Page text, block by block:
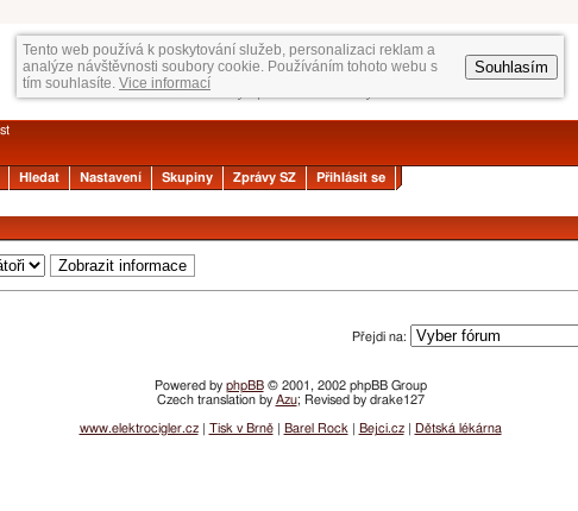
Tento web používá k poskytování služeb, personalizaci reklam a
analýze návštěvnosti soubory cookie. Používáním tohoto webu s
tím souhlasíte. Vice informací
Souhlasím
Hledat Nastavení Skupiny Zprávy SZ
Přihlásit se
Přejdi na:
Powered by phpBB© 2001, 2002 phpBB Group
Czech translation by Azu; Revised by drake127
www.elektrocigler.cz| Tisk v Brně| Barel Rock Bejci.cz| Dětská lékárna